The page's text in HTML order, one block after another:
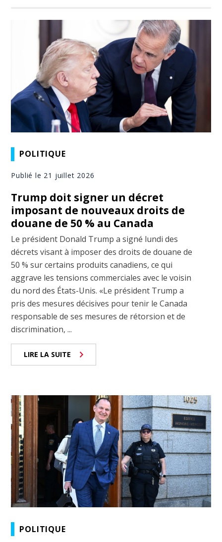
POLITIQUE
Publié le 21 juillet 2026
Trump doit signer un décret
imposant de nouveaux droits de
douane de 50 % au Canada
Le président Donald Trump a signé lundi des
décrets visant à imposer des droits de douane de
50 % sur certains produits canadiens, ce qui
aggrave les tensions commerciales avec le voisin
du nord des États-Unis. «Le président Trump a
pris des mesures décisives pour tenir le Canada
responsable de ses mesures de rétorsion et de
discrimination, ...
LIRE LA SUITE
POLITIQUE